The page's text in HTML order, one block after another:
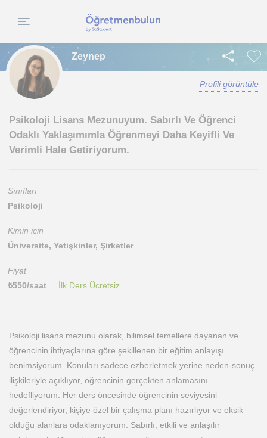
Zeynep
Profili görüntüle
Psikoloji Lisans Mezunuyum. Sabırlı Ve Öğrenci
Odaklı Yaklaşımımla Öğrenmeyi Daha Keyifli Ve
Verimli Hale Getiriyorum.
Sınıfları
Psikoloji
Kimin için
Üniversite, Yetişkinler, Şirketler
Fiyat
₺550/saat İlk Ders Ücretsiz
Psikoloji lisans mezunu olarak, bilimsel temellere dayanan ve
öğrencinin ihtiyaçlarına göre şekillenen bir eğitim anlayışı
benimsiyorum. Konuları sadece ezberletmek yerine neden-sonuç
ilişkileriyle açıklıyor, öğrencinin gerçekten anlamasını
hedefliyorum. Her ders öncesinde öğrencinin seviyesini
değerlendiriyor, kişiye özel bir çalışma planı hazırlıyor ve eksik
olduğu alanlara odaklanıyorum. Sabırlı, etkili ve anlaşılır